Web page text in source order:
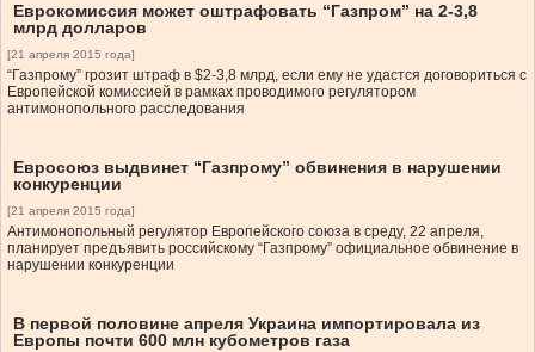
Еврокомиссия может оштрафовать “Газпром” на 2-3,8
млрд долларов
[21 апреля 2015 года]
“Газпрому” грозит штраф в $2-3,8 млрд, если ему не удастся договориться с
Европейской комиссией в рамках проводимого регулятором
антимонопольного расследования
Евросоюз выдвинет “Газпрому” обвинения в нарушении
конкуренции
[21 апреля 2015 года]
Антимонопольный регулятор Европейского союза в среду, 22 апреля,
планирует предъявить российскому “Газпрому” официальное обвинение в
нарушении конкуренции
В первой половине апреля Украина импортировала из
Европы почти 600 млн кубометров газа